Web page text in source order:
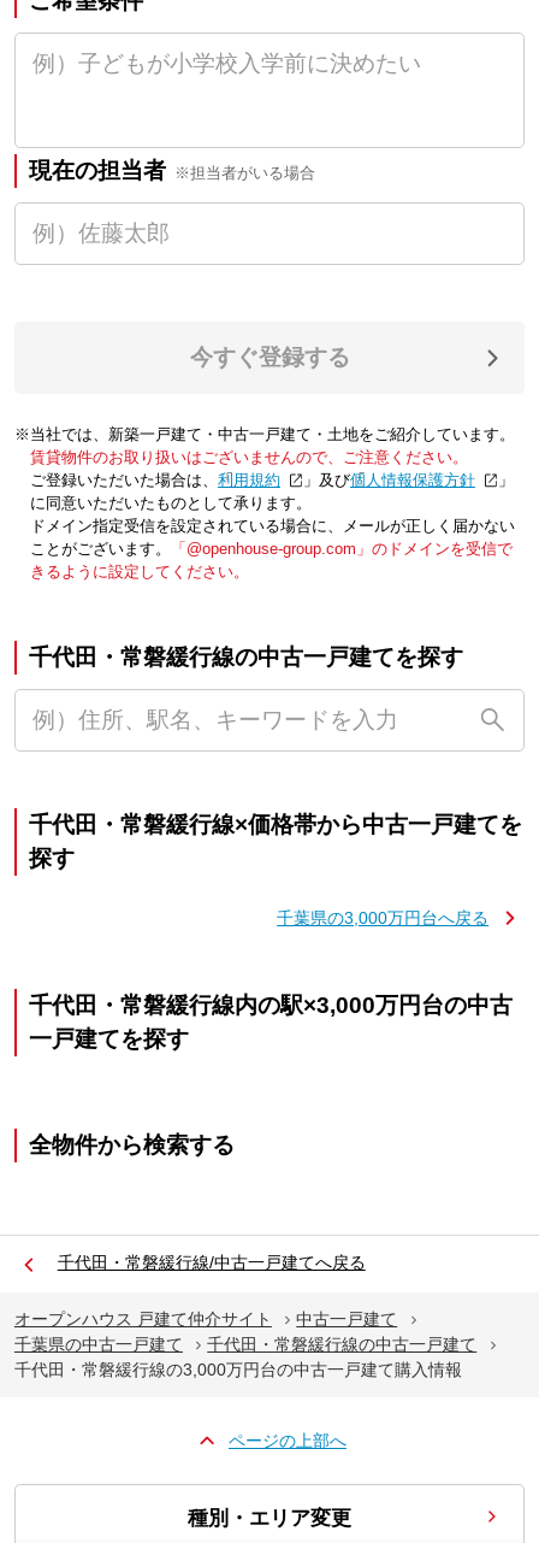
現在の担当者 ※担当者がいる場合
今すぐ登録する
※当社では、新築一戸建て・中古一戸建て・土地をご紹介しています。
賃貸物件のお取り扱いはございませんので、ご注意ください。
ご登録いただいた場合は、「利用規約 」及び「個人情報保護方針
」
に同意いただいたものとして承ります。
ドメイン指定受信を設定されている場合に、メールが正しく届かない
ことがございます。
「@openhouse-group.com」のドメインを受信で
きるように設定してください。
千代田・常磐緩行線の中古一戸建てを探す
千代田・常磐緩行線×価格帯から中古一戸建てを
探す
千葉県の3,000万円台へ戻る
千代田・常磐緩行線内の駅×3,000万円台の中古
一戸建てを探す
全物件から検索する
千代田・常磐緩行線/中古一戸建てへ戻る
オープンハウス 戸建て仲介サイト
中古一戸建て
千葉県の中古一戸建て
千代田・常磐緩行線の中古一戸建て
千代田・常磐緩行線の3,000万円台の中古一戸建て購入情報
ページの上部へ
種別・エリア変更